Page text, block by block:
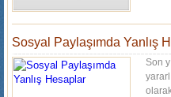
Sosyal Paylaşımda Yanlış
Son